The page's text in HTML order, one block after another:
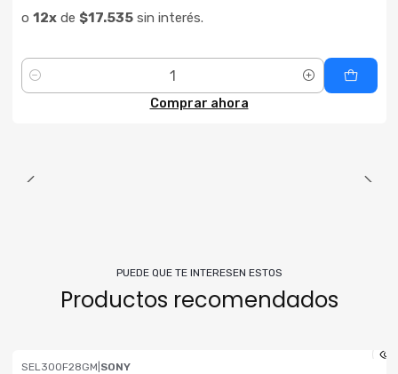
o 12xde $17.535sin interés.
Cantidad
Comprar ahora
PUEDE QUE TE INTERESEN ESTOS
Productos recomendados
SEL300F28GM SONY